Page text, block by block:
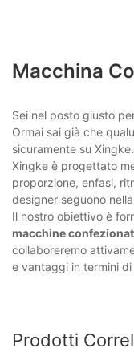
Macchina
Sei nel posto giusto
Ormai sai già che
sicuramente su
Xingke è progettato
proporzione, enfasi,
designer seguono
Il nostro obiettivo è
macchine
collaboreremo
e vantaggi in termini di
Prodotti